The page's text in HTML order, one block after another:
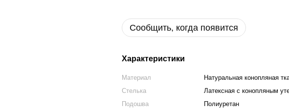
Сообщить, когда появится
Характеристики
Материал
Натуральная конопляная
Стелька
Латексная с конопляным
Подошва
Полиуретан